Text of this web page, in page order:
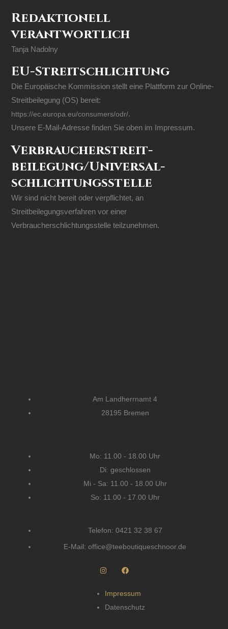
Redaktionell
verantwortlich
Tanja Nadolny
EU-Streitschlichtung
Die Europäische Kommission stellt eine Plattform zur Online-
Streitbeilegung (OS) bereit:
https://ec.europa.eu/consumers/odr/.
Unsere E-Mail-Adresse finden Sie oben im Impressum.
Verbraucher­streit­
beilegung/Universal­
schlichtungs­stelle
Wir sind nicht bereit oder verpflichtet, an
Streitbeilegungsverfahren vor einer
Verbraucherschlichtungsstelle teilzunehmen.
Am Landherrnamt 4
28195 Bremen
Mo: 11.00 - 18.00 Uhr
Di: geschlossen
Mi - Sa: 11.00 - 18.00 Uhr
So: 11.00 - 17.00 Uhr
Telefon: 0421 32 38 67
E-Mail: office@teeboutiqueschnoor.de
I
s
a
F
c
b
Impressum
Datenschutz